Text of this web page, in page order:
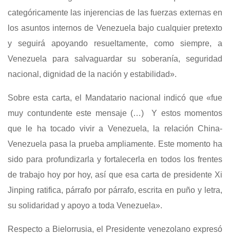
categóricamente las injerencias de las fuerzas externas en
los asuntos internos de Venezuela bajo cualquier pretexto
y seguirá apoyando resueltamente, como siempre, a
Venezuela para salvaguardar su soberanía, seguridad
nacional, dignidad de la nación y estabilidad».
Sobre esta carta, el Mandatario nacional indicó que «fue
muy contundente este mensaje (…) Y estos momentos
que le ha tocado vivir a Venezuela, la relación China-
Venezuela pasa la prueba ampliamente. Este momento ha
sido para profundizarla y fortalecerla en todos los frentes
de trabajo hoy por hoy, así que esa carta de presidente Xi
Jinping ratifica, párrafo por párrafo, escrita en puño y letra,
su solidaridad y apoyo a toda Venezuela».
Respecto a Bielorrusia, el Presidente venezolano expresó